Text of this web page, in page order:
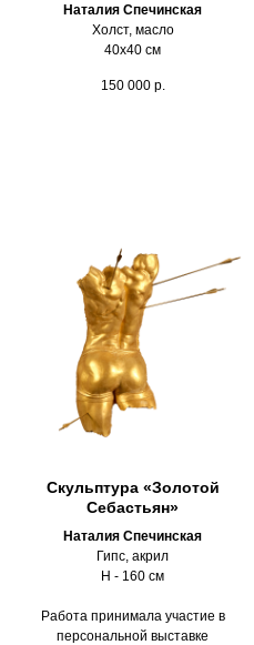
Наталия Спечинская
Холст, масло
40х40 см
150 000 р.
Скульптура «Золотой
Себастьян»
Наталия Спечинская
Гипс, акрил
Н - 160 см
Работа принимала участие в
персональной выставке